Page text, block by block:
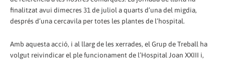
finalitzat avui dimecres 31 de juliol a quarts d’una del migdia,
després d’una cercavila per totes les plantes de l’hospital.
Amb aquesta acció, i al llarg de les xerrades, el Grup de Treball ha
volgut reivindicar el ple funcionament de l’Hospital Joan XXIII i,